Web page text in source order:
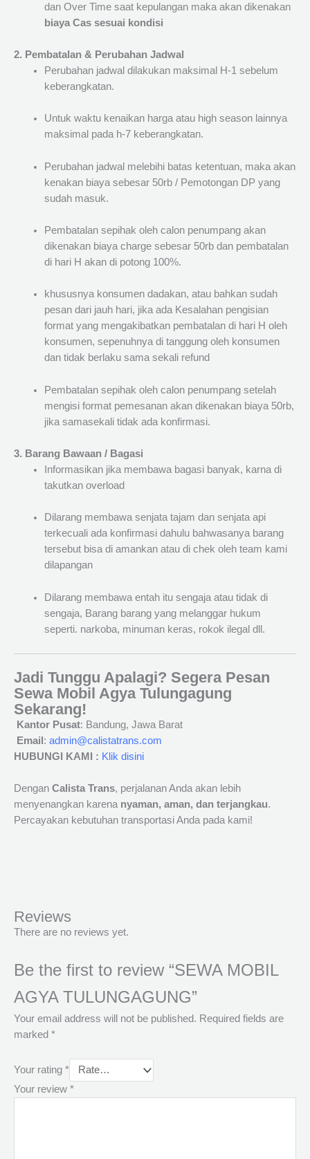
dan Over Time saat kepulangan maka akan dikenakan
biaya Cas sesuai kondisi
2. Pembatalan & Perubahan Jadwal
Perubahan jadwal dilakukan maksimal H-1 sebelum
keberangkatan.
Untuk waktu kenaikan harga atau high season lainnya
maksimal pada h-7 keberangkatan.
Perubahan jadwal melebihi batas ketentuan, maka akan
kenakan biaya sebesar 50rb / Pemotongan DP yang
sudah masuk.
Pembatalan sepihak oleh calon penumpang akan
dikenakan biaya charge sebesar 50rb dan pembatalan
di hari H akan di potong 100%.
khususnya konsumen dadakan, atau bahkan sudah
pesan dari jauh hari, jika ada Kesalahan pengisian
format yang mengakibatkan pembatalan di hari H oleh
konsumen, sepenuhnya di tanggung oleh konsumen
dan tidak berlaku sama sekali refund
Pembatalan sepihak oleh calon penumpang setelah
mengisi format pemesanan akan dikenakan biaya 50rb,
jika samasekali tidak ada konfirmasi.
3. Barang Bawaan / Bagasi
Informasikan jika membawa bagasi banyak, karna di
takutkan overload
Dilarang membawa senjata tajam dan senjata api
terkecuali ada konfirmasi dahulu bahwasanya barang
tersebut bisa di amankan atau di chek oleh team kami
dilapangan
Dilarang membawa entah itu sengaja atau tidak di
sengaja, Barang barang yang melanggar hukum
seperti. narkoba, minuman keras, rokok ilegal dll.
Jadi Tunggu Apalagi? Segera Pesan
Sewa Mobil Agya Tulungagung
Sekarang!
Kantor Pusat: Bandung, Jawa Barat
Email : admin@calistatrans.com
HUBUNGI KAMI : Klik disini
Dengan Calista Trans, perjalanan Anda akan lebih
menyenangkan karena nyaman, aman, dan terjangkau.
Percayakan kebutuhan transportasi Anda pada kami!
Reviews
There are no reviews yet.
Be the first to review “SEWA MOBIL
AGYA TULUNGAGUNG”
Your email address will not be published. Required fields are
marked *
Your rating *
Your review *